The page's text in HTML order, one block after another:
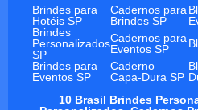
Brindes para
Hotéis SP
Cadernos para
Brindes SP
Brindes
Personalizados
SP
Cadernos para
Eventos SP
Brindes para
Eventos SP
Caderno
Capa-Dura SP
10 Brasil Brindes